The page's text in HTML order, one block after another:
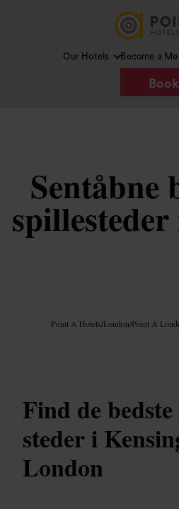
Our Hotels Become a
Book
Sentåbne
Point A Hotels/London/Point A
Find de
steder i
London